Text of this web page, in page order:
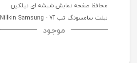
محافظ صفحه نمایش شیشه ای نیلکین
تبلت سامسونگ تب آ7 - Nillkin Samsung
Galaxy Tab A7 H+ Anti-explosion
موجود